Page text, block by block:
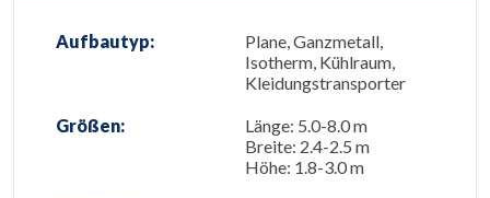
Aufbautyp:
Plane, Ganzmetall,
Isotherm, Kühlraum,
Kleidungstransporter
Größen:
Länge: 5.0-8.0 m
Breite: 2.4-2.5 m
Höhe: 1.8-3.0 m